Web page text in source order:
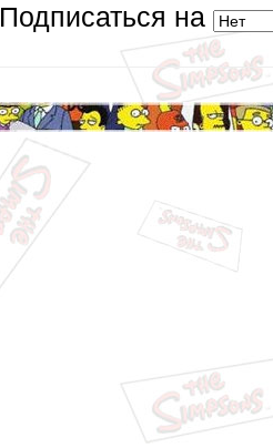
Подписаться на